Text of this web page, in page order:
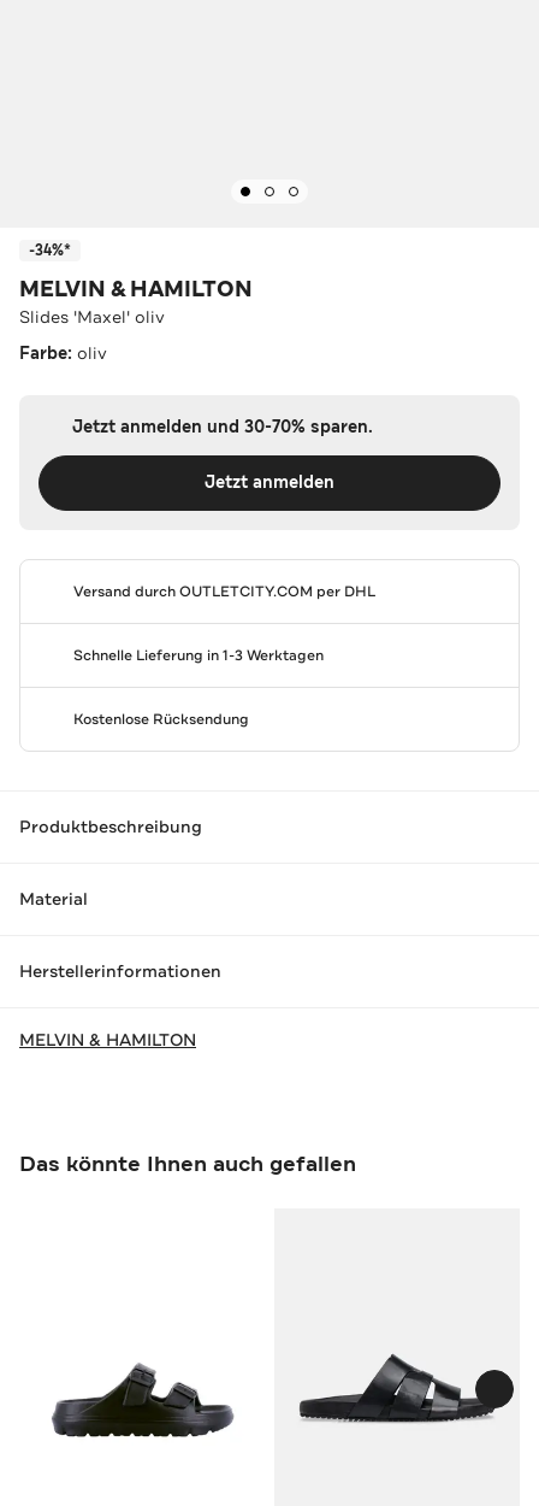
-34%*
MELVIN & HAMILTON
Slides 'Maxel' oliv
Farbe: oliv
Jetzt anmelden und 30-70% sparen.
Jetzt anmelden
Versand durchOUTLETCITY.COM per DHL
Schnelle Lieferung in 1-3 Werktagen
Kostenlose Rücksendung
Produktbeschreibung
Material
Herstellerinformationen
MELVIN & HAMILTON
Das könnte Ihnen auch gefallen